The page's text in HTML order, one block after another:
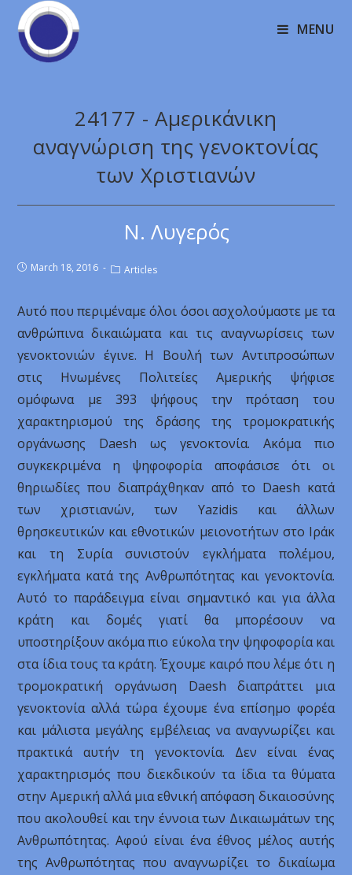
MENU
24177 - Αμερικάνικη
αναγνώριση της γενοκτονίας
των Χριστιανών
Ν. Λυγερός
March 18, 2016 Articles
Αυτό που περιμέναμε όλοι όσοι ασχολούμαστε με τα
ανθρώπινα δικαιώματα και τις αναγνωρίσεις των
γενοκτονιών έγινε. Η Βουλή των Αντιπροσώπων
στις Ηνωμένες Πολιτείες Αμερικής ψήφισε
ομόφωνα με 393 ψήφους την πρόταση του
χαρακτηρισμού της δράσης της τρομοκρατικής
οργάνωσης Daesh ως γενοκτονία. Ακόμα πιο
συγκεκριμένα η ψηφοφορία αποφάσισε ότι οι
θηριωδίες που διαπράχθηκαν από το Daesh κατά
των χριστιανών, των Yazidis και άλλων
θρησκευτικών και εθνοτικών μειονοτήτων στο Ιράκ
και τη Συρία συνιστούν εγκλήματα πολέμου,
εγκλήματα κατά της Ανθρωπότητας και γενοκτονία.
Αυτό το παράδειγμα είναι σημαντικό και για άλλα
κράτη και δομές γιατί θα μπορέσουν να
υποστηρίξουν ακόμα πιο εύκολα την ψηφοφορία και
στα ίδια τους τα κράτη. Έχουμε καιρό που λέμε ότι η
τρομοκρατική οργάνωση Daesh διαπράττει μια
γενοκτονία αλλά τώρα έχουμε ένα επίσημο φορέα
και μάλιστα μεγάλης εμβέλειας να αναγνωρίζει και
πρακτικά αυτήν τη γενοκτονία. Δεν είναι ένας
χαρακτηρισμός που διεκδικούν τα ίδια τα θύματα
στην Αμερική αλλά μια εθνική απόφαση δικαιοσύνης
που ακολουθεί και την έννοια των Δικαιωμάτων της
Ανθρωπότητας. Αφού είναι ένα έθνος μέλος αυτής
της Ανθρωπότητας που αναγνωρίζει το δικαίωμα